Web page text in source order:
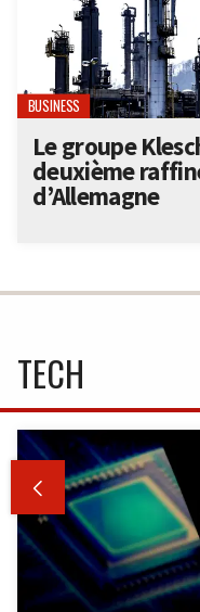
BUSINESS
Le groupe
deuxième
d’Allemagne
TECH
